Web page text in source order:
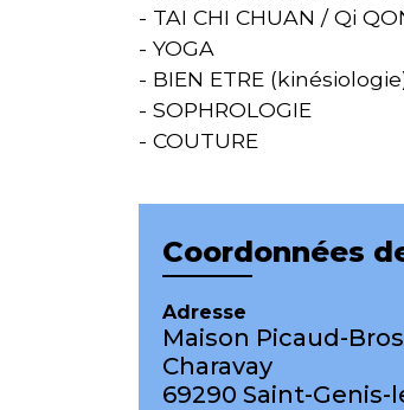
- TAI CHI CHUAN / Qi
- YOGA
- BIEN ETRE
- SOPHROLOGIE
- COUTURE
Coordonnées
Adresse
Maison Picaud-
Charavay
69290 Saint-Genis-